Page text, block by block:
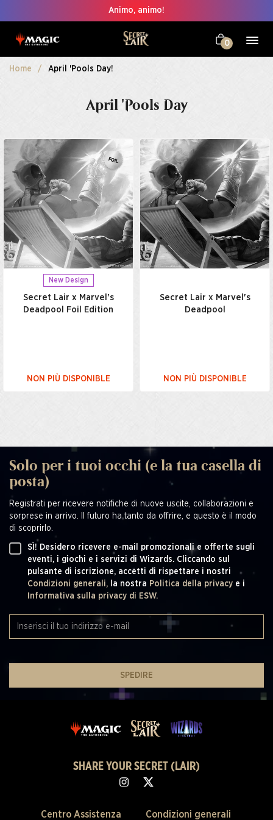
Animo, animo!
0
Home April 'Pools Day!
April 'Pools Day
New Design
Secret Lair x Marvel's
Deadpool Foil Edition
NON PIÙ DISPONIBLE
Secret Lair x Marvel's
Deadpool
NON PIÙ DISPONIBLE
Solo per i tuoi occhi (e la tua casella di
posta)
Registrati per ricevere notifiche di nuove uscite, collaborazioni e
sorprese in arrivo. Il futuro ha tanto da offrire, e questo è il modo
di scoprirlo.
SÌ! Desidero ricevere e-mail promozionali e offerte sugli
eventi, i giochi e i servizi di Wizards. Cliccando sul
pulsante di iscrizione, accetti di rispettare i nostri
Condizioni generali,
la nostra Politica della privacy e i
Informativa sulla privacy di ESW.
SPEDIRE
SHARE YOUR SECRET (LAIR)
Centro Assistenza Condizioni generali